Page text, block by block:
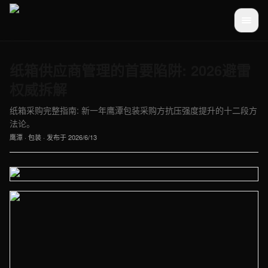
纸箱采购完整指南: 新一年鹰潭包装采购方抗压强度提升的十二段方
法论。
鹰潭 · 包装 · 发布于2026/6/13